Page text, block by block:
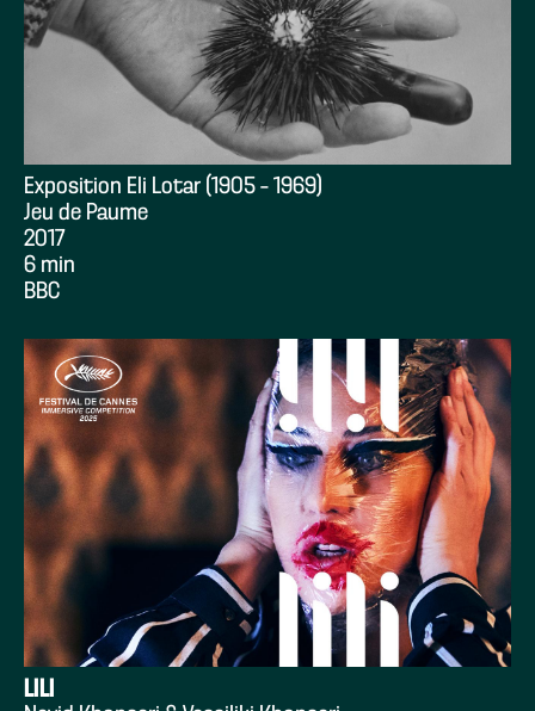
Exposition Eli Lotar (1905 – 1969)
Jeu de Paume
2017
6 min
BBC
LILI